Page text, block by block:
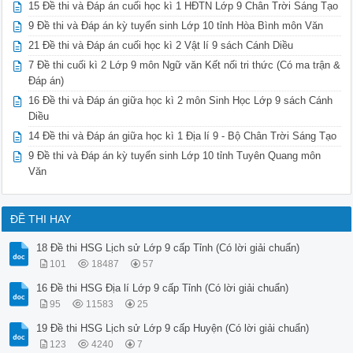
XOSO.INP XOSO.OUT
4 2 39
6 7 6 5
-------------HẾT-------------
DeThiHay.net 16 Đề thi Học sinh giỏi các cấp môn Tin học 9
ĐÁP ÁN
Bài 1: Trung Bình Cộng (6 điểm)
Code C++:
#include
#include
#include
#include
using namespace std;
ifstream infile("TBC.INP");
ofstream outfile("TBC.OUT");
int N;
vector A(N);
vector B(N);
for (int i = 0; i < N; ++i) {
infile >> A[i];
// Đọc mảng B
for (int i = 0; i < N; ++i) {
15 Đề thi và Đáp án cuối học kì 1 HĐTN Lớp 9 Chân Trời Sáng Tạo
9 Đề thi và Đáp án kỳ tuyển sinh Lớp 10 tỉnh Hòa Bình môn Văn
21 Đề thi và Đáp án cuối học kì 2 Vật lí 9 sách Cánh Diều
7 Đề thi cuối kì 2 Lớp 9 môn Ngữ văn Kết nối tri thức (Có ma trận &
Đáp án)
16 Đề thi và Đáp án giữa học kì 2 môn Sinh Học Lớp 9 sách Cánh
Diều
14 Đề thi và Đáp án giữa học kì 1 Địa lí 9 - Bộ Chân Trời Sáng Tạo
9 Đề thi và Đáp án kỳ tuyển sinh Lớp 10 tỉnh Tuyên Quang môn
Văn
ĐỀ THI HAY
18 Đề thi HSG Lịch sử Lớp 9 cấp Tỉnh (Có lời giải chuẩn)
101 18487 57
16 Đề thi HSG Địa lí Lớp 9 cấp Tỉnh (Có lời giải chuẩn)
95 11583 25
19 Đề thi HSG Lịch sử Lớp 9 cấp Huyện (Có lời giải chuẩn)
123 4240 7